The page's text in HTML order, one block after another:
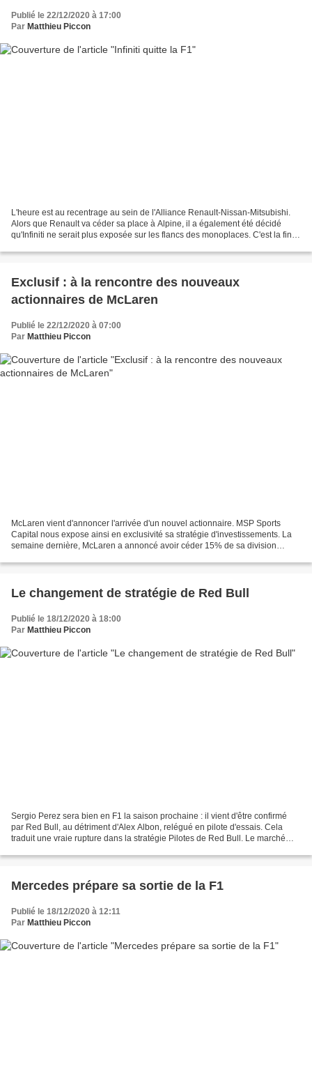
Publié le 22/12/2020 à 17:00
Par Matthieu Piccon
L'heure est au recentrage au sein de l'Alliance Renault-Nissan-Mitsubishi.
Alors que Renault va céder sa place à Alpine, il a également été décidé
qu'Infiniti ne serait plus exposée sur les flancs des monoplaces. C'est la fin
Exclusif : à la rencontre des nouveaux
actionnaires de McLaren
Publié le 22/12/2020 à 07:00
Par Matthieu Piccon
McLaren vient d'annoncer l'arrivée d'un nouvel actionnaire. MSP Sports
Capital nous expose ainsi en exclusivité sa stratégie d'investissements. La
semaine dernière, McLaren a annoncé avoir céder 15% de sa division
Le changement de stratégie de Red Bull
Publié le 18/12/2020 à 18:00
Par Matthieu Piccon
Sergio Perez sera bien en F1 la saison prochaine : il vient d'être confirmé
par Red Bull, au détriment d'Alex Albon, relégué en pilote d'essais. Cela
traduit une vraie rupture dans la stratégie Pilotes de Red Bull. Le marché
Mercedes prépare sa sortie de la F1
Publié le 18/12/2020 à 12:11
Par Matthieu Piccon